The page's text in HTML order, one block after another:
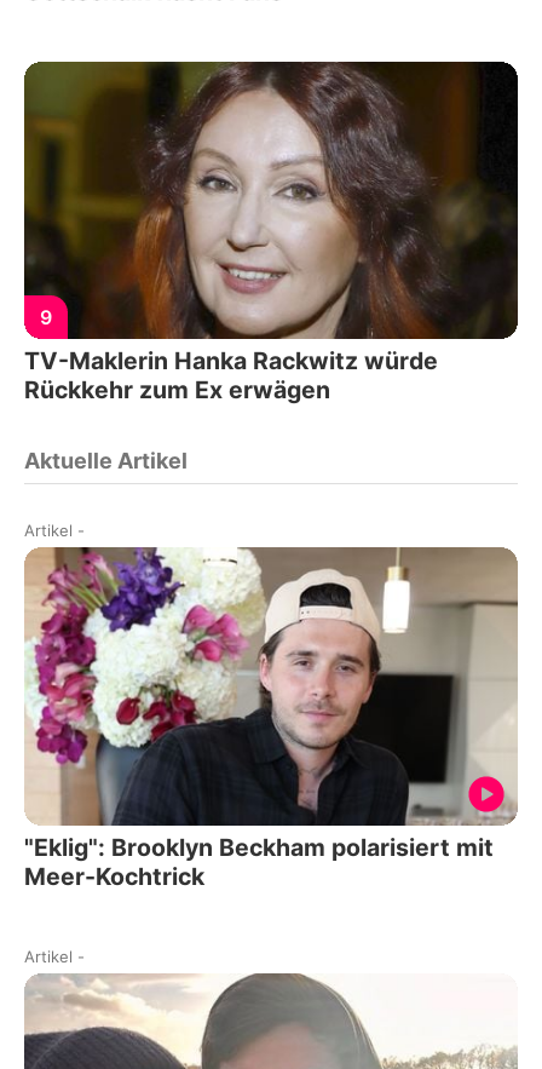
9
TV-Maklerin Hanka Rackwitz würde
Rückkehr zum Ex erwägen
Aktuelle Artikel
Artikel -
"Eklig": Brooklyn Beckham polarisiert mit
Meer-Kochtrick
Artikel -